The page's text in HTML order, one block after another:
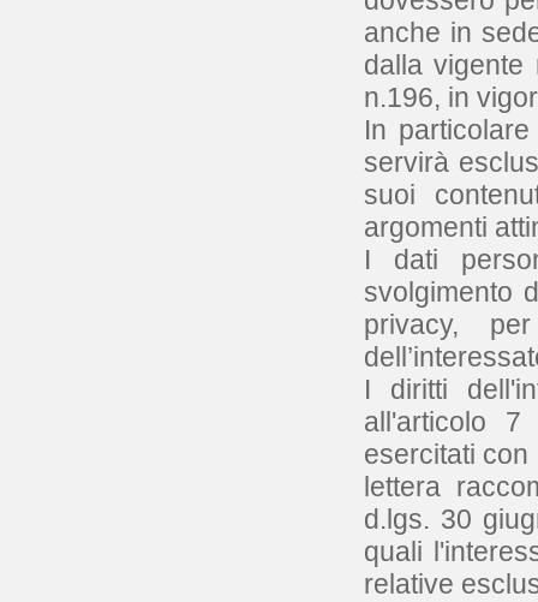
anche in
dalla vigente
n.196, in
In
servirà
suoi
argomenti
I dati
svolgimento
privacy,
I diritti
all'articolo
esercitati
lettera
d.lgs. 30
quali
relative